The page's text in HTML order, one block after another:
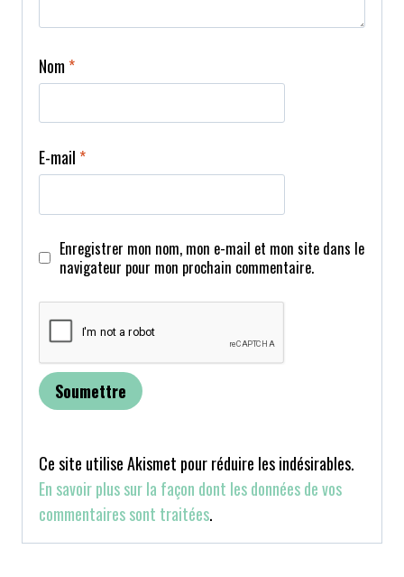
Nom *
E-mail *
Enregistrer mon nom, mon e-mail et mon site dans le
navigateur pour mon prochain commentaire.
Ce site utilise Akismet pour réduire les indésirables.
En savoir plus sur la façon dont les données de vos
commentaires sont traitées.